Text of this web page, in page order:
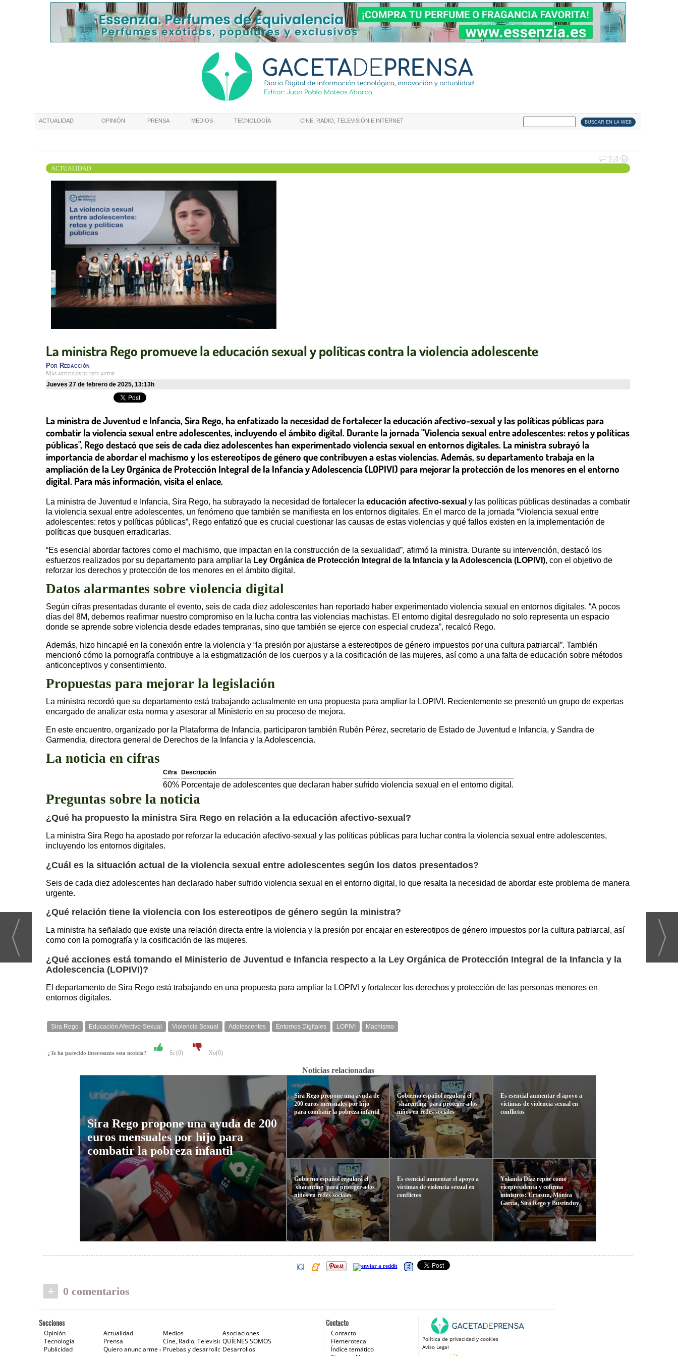
ACTUALIDAD OPINIÓN PRENSA MEDIOS TECNOLOGÍA CINE, RADIO, TELEVISIÓN E INTERNET
ACTUALIDAD
La ministra Rego promueve la educación sexual y políticas contra la violencia adolescente
Por Redacción
Más artículos de este autor
jueves 27 de febrero de 2025, 13:13h
La ministra de Juventud e Infancia, Sira Rego, ha enfatizado la necesidad de fortalecer la educación afectivo-sexual y las políticas públicas para
combatir la violencia sexual entre adolescentes, incluyendo el ámbito digital. Durante la jornada "Violencia sexual entre adolescentes: retos y políticas
públicas", Rego destacó que seis de cada diez adolescentes han experimentado violencia sexual en entornos digitales. La ministra subrayó la
importancia de abordar el machismo y los estereotipos de género que contribuyen a estas violencias. Además, su departamento trabaja en la
ampliación de la Ley Orgánica de Protección Integral de la Infancia y Adolescencia (LOPIVI) para mejorar la protección de los menores en el entorno
digital. Para más información, visita el enlace.
La ministra de Juventud e Infancia, Sira Rego, ha subrayado la necesidad de fortalecer la educación afectivo-sexual y las políticas públicas destinadas a combatir
la violencia sexual entre adolescentes, un fenómeno que también se manifiesta en los entornos digitales. En el marco de la jornada “Violencia sexual entre
adolescentes: retos y políticas públicas”, Rego enfatizó que es crucial cuestionar las causas de estas violencias y qué fallos existen en la implementación de
políticas que busquen erradicarlas.
“Es esencial abordar factores como el machismo, que impactan en la construcción de la sexualidad”, afirmó la ministra. Durante su intervención, destacó los
esfuerzos realizados por su departamento para ampliar la Ley Orgánica de Protección Integral de la Infancia y la Adolescencia (LOPIVI), con el objetivo de
reforzar los derechos y protección de los menores en el ámbito digital.
Datos alarmantes sobre violencia digital
Según cifras presentadas durante el evento, seis de cada diez adolescentes han reportado haber experimentado violencia sexual en entornos digitales. “A pocos
días del 8M, debemos reafirmar nuestro compromiso en la lucha contra las violencias machistas. El entorno digital desregulado no solo representa un espacio
donde se aprende sobre violencia desde edades tempranas, sino que también se ejerce con especial crudeza”, recalcó Rego.
Además, hizo hincapié en la conexión entre la violencia y “la presión por ajustarse a estereotipos de género impuestos por una cultura patriarcal”. También
mencionó cómo la pornografía contribuye a la estigmatización de los cuerpos y a la cosificación de las mujeres, así como a una falta de educación sobre métodos
anticonceptivos y consentimiento.
Propuestas para mejorar la legislación
La ministra recordó que su departamento está trabajando actualmente en una propuesta para ampliar la LOPIVI. Recientemente se presentó un grupo de expertas
encargado de analizar esta norma y asesorar al Ministerio en su proceso de mejora.
En este encuentro, organizado por la Plataforma de Infancia, participaron también Rubén Pérez, secretario de Estado de Juventud e Infancia, y Sandra de
Garmendia, directora general de Derechos de la Infancia y la Adolescencia.
La noticia en cifras
Cifra Descripción
60% Porcentaje de adolescentes que declaran haber sufrido violencia sexual en el entorno digital.
Preguntas sobre la noticia
¿Qué ha propuesto la ministra Sira Rego en relación a la educación afectivo-sexual?
La ministra Sira Rego ha apostado por reforzar la educación afectivo-sexual y las políticas públicas para luchar contra la violencia sexual entre adolescentes,
incluyendo los entornos digitales.
¿Cuál es la situación actual de la violencia sexual entre adolescentes según los datos presentados?
Seis de cada diez adolescentes han declarado haber sufrido violencia sexual en el entorno digital, lo que resalta la necesidad de abordar este problema de manera
urgente.
¿Qué relación tiene la violencia con los estereotipos de género según la ministra?
La ministra ha señalado que existe una relación directa entre la violencia y la presión por encajar en estereotipos de género impuestos por la cultura patriarcal, así
como con la pornografía y la cosificación de las mujeres.
¿Qué acciones está tomando el Ministerio de Juventud e Infancia respecto a la Ley Orgánica de Protección Integral de la Infancia y la
Adolescencia (LOPIVI)?
El departamento de Sira Rego está trabajando en una propuesta para ampliar la LOPIVI y fortalecer los derechos y protección de las personas menores en
entornos digitales.
Sira Rego Educación Afectivo-Sexual Violencia Sexual Adolescentes Entornos Digitales LOPIVI Machismo
¿Te ha parecido interesante esta noticia? Si (0) No(0)
Noticias relacionadas
Sira Rego propone una ayuda de 200
euros mensuales por hijo para
combatir la pobreza infantil
Sira Rego propone una ayuda de
200 euros mensuales por hijo
para combatir la pobreza infantil
Gobierno español regulará el
'sharenting' para proteger a los
niños en redes sociales
Gobierno español regulará el
'sharenting' para proteger a los
niños en redes sociales
Es esencial aumentar el apoyo a
víctimas de violencia sexual en
conflictos
Es esencial aumentar el apoyo a
víctimas de violencia sexual en
conflictos
Yolanda Díaz repite como
vicepresidenta y cofirma
ministros: Urtasun, Mónica
García, Sira Rego y Bustinduy
+ 0 comentarios
Contacto
Contacto
Hemeroteca
Índice temático
Política de privacidad y cookies
Aviso Legal
Secciones
Opinión Actualidad Medios
Asociaciones
Tecnología
Prensa Cine, Radio, Televisión e Internet
QUÍENES SOMOS
Publicidad
Quiero anunciarme en Gaceta de Prensa
Pruebas y desarrollosDesarrollos